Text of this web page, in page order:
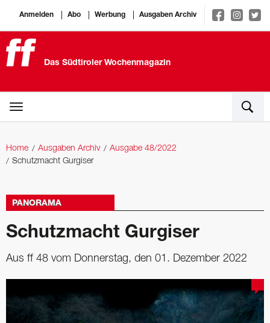
Anmelden Abo Werbung Ausgaben Archiv
Das Südtiroler Wochenmagazin
Home Ausgaben Archiv
Ausgabe 48/2022
Schutzmacht Gurgiser
PANORAMA
Schutzmacht Gurgiser
Aus ff 48 vom Donnerstag, den 01. Dezember 2022